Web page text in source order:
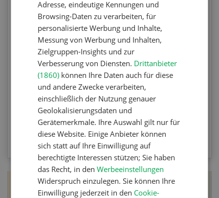
Agrar-Quiz: Mechanische
Unkrautbekämpfung
Testen Sie Ihr Wissen. Machen Sie mit am
Agrar-Quiz der UFA-Revue. Die Fragen
beziehen sich auf die Unkrautbekämpfung und
Maschinen zur mechanischen
Unkrautbekämpfung.
ZUM QUIZ
Adresse, eindeutige Kennungen und
Browsing-Daten zu verarbeiten, für
personalisierte Werbung und Inhalte,
Messung von Werbung und Inhalten,
Zielgruppen-Insights und zur
Verbesserung von Diensten. Drittanbieter
(1860) können Ihre Daten auch für diese
und andere Zwecke verarbeiten,
einschließlich der Nutzung genauer
Geolokalisierungsdaten und
Gerätemerkmale. Ihre Auswahl gilt nur für
diese Website. Einige Anbieter können
sich statt auf Ihre Einwilligung auf
berechtigte Interessen stützen; Sie haben
das Recht, in denWerbeeinstellungen
Widerspruch einzulegen. Sie können Ihre
Einwilligung jederzeit in den Cookie-